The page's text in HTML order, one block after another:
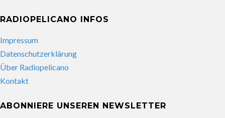
RADIOPELICANO INFOS
Impressum
Datenschutzerklärung
Über Radiopelicano
Kontakt
ABONNIERE UNSEREN NEWSLETTER